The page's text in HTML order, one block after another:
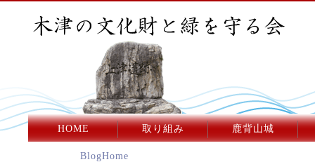
HOME 取り組み 鹿背山城
BlogHome